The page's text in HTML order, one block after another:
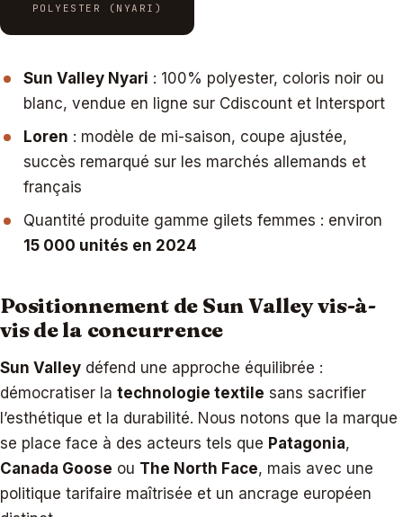
POLYESTER (NYARI)
Sun Valley Nyari : 100% polyester, coloris noir ou
blanc, vendue en ligne sur Cdiscount et Intersport
Loren : modèle de mi-saison, coupe ajustée,
succès remarqué sur les marchés allemands et
français
Quantité produite gamme gilets femmes : environ
15 000 unités en 2024
Positionnement de Sun Valley vis-à-
vis de la concurrence
Sun Valley défend une approche équilibrée :
démocratiser la technologie textile sans sacrifier
l’esthétique et la durabilité. Nous notons que la marque
se place face à des acteurs tels que Patagonia,
Canada Goose ou The North Face, mais avec une
politique tarifaire maîtrisée et un ancrage européen